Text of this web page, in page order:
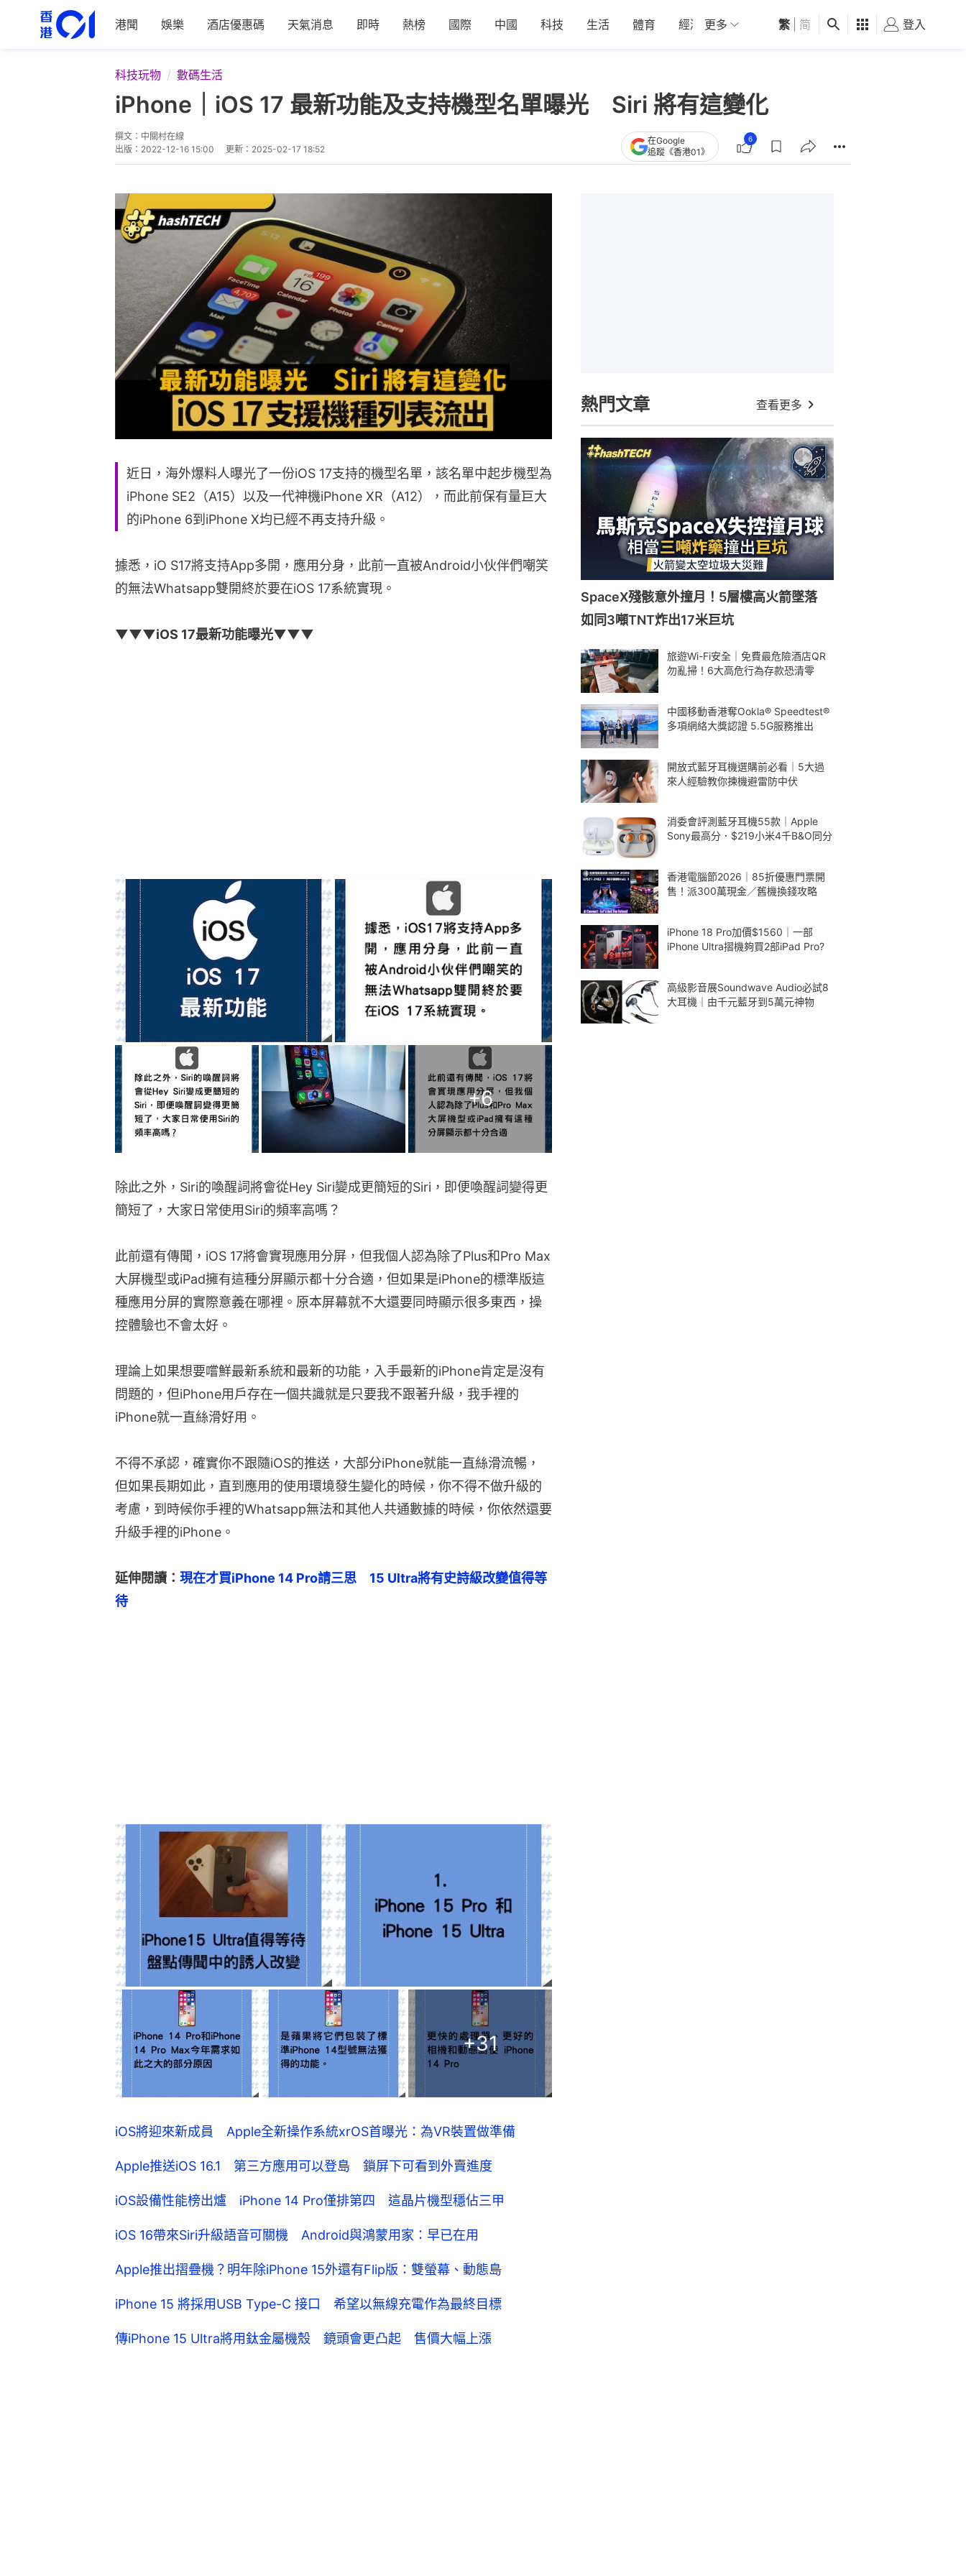
港聞 娛樂 酒店優惠碼 天氣消息 即時 熱榜 國際 中國 科技 生活 體育 經濟 01深圳 觀點 健康 好食玩飛
更多 繁 简 登入
科技玩物 數碼生活
iPhone｜iOS 17 最新功能及支持機型名單曝光 Siri 將有這變化
撰文： 中關村在線
出版： 2022-12-16 15:00 更新： 2025-02-17 18:52
在Google
追蹤《香港01》
6
近日，海外爆料人曝光了一份iOS 17支持的機型名單，該名單中起步機型為
iPhone SE2（A15）以及一代神機iPhone XR（A12），而此前保有量巨大
的iPhone 6到iPhone X均已經不再支持升級。
據悉，iO S17將支持App多開，應用分身，此前一直被Android小伙伴們嘲笑
的無法Whatsapp雙開終於要在iOS 17系統實現。
▼▼▼iOS 17最新功能曝光▼▼▼
+6
除此之外，Siri的喚醒詞將會從Hey Siri變成更簡短的Siri，即便喚醒詞變得更
簡短了，大家日常使用Siri的頻率高嗎？
此前還有傳聞，iOS 17將會實現應用分屏，但我個人認為除了Plus和Pro Max
大屏機型或iPad擁有這種分屏顯示都十分合適，但如果是iPhone的標準版這
種應用分屏的實際意義在哪裡。原本屏幕就不大還要同時顯示很多東西，操
控體驗也不會太好。
理論上如果想要嚐鮮最新系統和最新的功能，入手最新的iPhone肯定是沒有
問題的，但iPhone用戶存在一個共識就是只要我不跟著升級，我手裡的
iPhone就一直絲滑好用。
不得不承認，確實你不跟隨iOS的推送，大部分iPhone就能一直絲滑流暢，
但如果長期如此，直到應用的使用環境發生變化的時候，你不得不做升級的
考慮，到時候你手裡的Whatsapp無法和其他人共通數據的時候，你依然還要
升級手裡的iPhone。
延伸閱讀： 現在才買iPhone 14 Pro請三思　15 Ultra將有史詩級改變值得等
待
+31
iOS將迎來新成員 Apple全新操作系統xrOS首曝光：為VR裝置做準備
Apple推送iOS 16.1 第三方應用可以登島 鎖屏下可看到外賣進度
iOS設備性能榜出爐 iPhone 14 Pro僅排第四 這晶片機型穩佔三甲
iOS 16帶來Siri升級語音可關機 Android與鴻蒙用家：早已在用
Apple推出摺疊機？明年除iPhone 15外還有Flip版：雙螢幕、動態島
iPhone 15 將採用USB Type-C 接口 希望以無線充電作為最終目標
傳iPhone 15 Ultra將用鈦金屬機殼 鏡頭會更凸起 售價大幅上漲
熱門文章 查看更多
SpaceX殘骸意外撞月！5層樓高火箭墜落
如同3噸TNT炸出17米巨坑
旅遊Wi-Fi安全｜免費最危險酒店QR
勿亂掃！6大高危行為存款恐清零
中國移動香港奪Ookla® Speedtest®
多項網絡大獎認證 5.5G服務推出
開放式藍牙耳機選購前必看｜5大過
來人經驗教你揀機避雷防中伏
消委會評測藍牙耳機55款｜Apple
Sony最高分．$219小米4千B&O同分
香港電腦節2026｜85折優惠門票開
售！派300萬現金／舊機換錢攻略
iPhone 18 Pro加價$1560｜一部
iPhone Ultra摺機夠買2部iPad Pro?
高級影音展Soundwave Audio必試8
大耳機｜由千元藍牙到5萬元神物